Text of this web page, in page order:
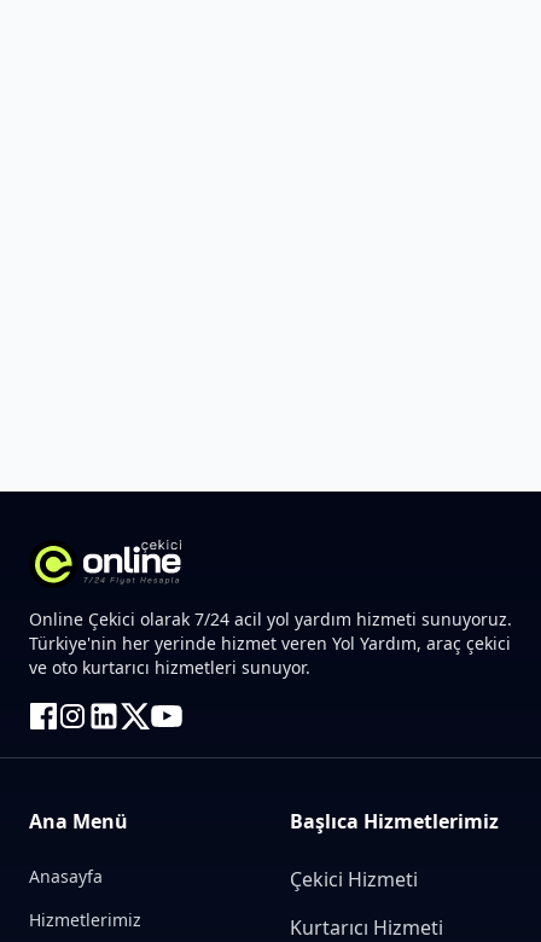
Online Çekici olarak 7/24 acil yol yardım hizmeti sunuyoruz.
Türkiye'nin her yerinde hizmet veren Yol Yardım, araç çekici
ve oto kurtarıcı hizmetleri sunuyor.
Ana Menü
Anasayfa
Hizmetlerimiz
Başlıca Hizmetlerimiz
Çekici Hizmeti
Kurtarıcı Hizmeti